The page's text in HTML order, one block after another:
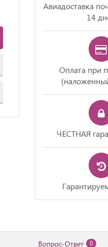
Авиадоставка
14
Оплата при
ЧЕСТНАЯ
Вопрос-Ответ 0